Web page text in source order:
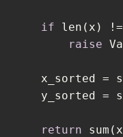
if len(x)
raise
x_sorted =
y_sorted =
return